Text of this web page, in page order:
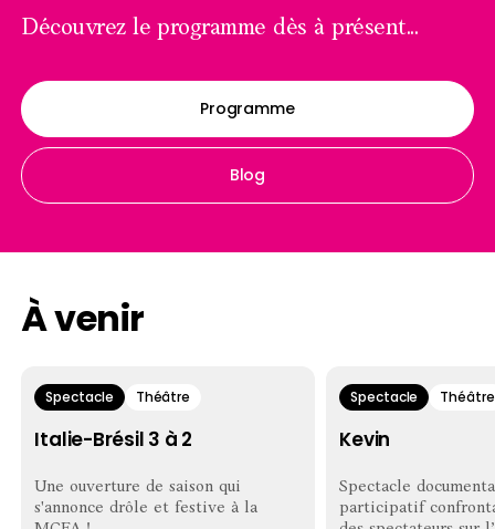
Découvrez le programme dès à présent...
Programme
Blog
À venir
Spectacle Théâtre
Italie-Brésil 3 à 2
Une ouverture de saison qui
s'annonce drôle et festive à la
Spectacle Théâtre
Kevin
Spectacle
participatif